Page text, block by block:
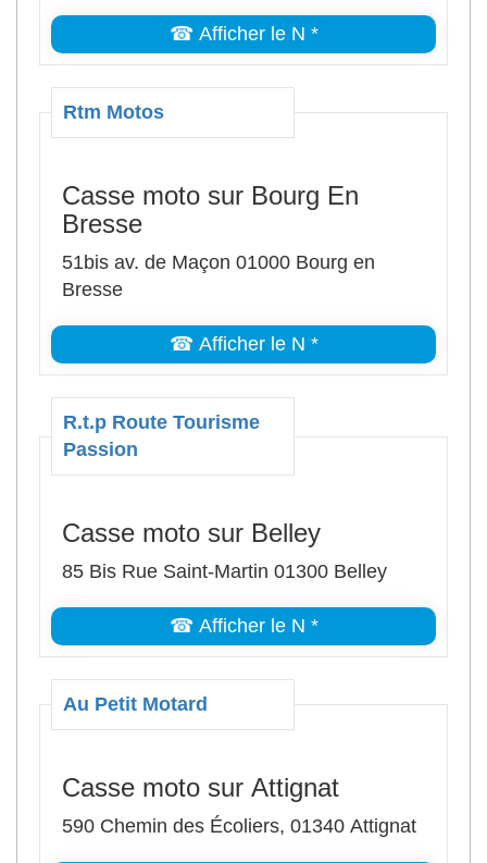
☎ Afficher le N *
Rtm Motos
Casse moto sur Bourg En
Bresse
51bis av. de Maçon 01000 Bourg en
Bresse
☎ Afficher le N *
R.t.p Route Tourisme
Passion
Casse moto sur Belley
85 Bis Rue Saint-Martin 01300 Belley
☎ Afficher le N *
Au Petit Motard
Casse moto sur Attignat
590 Chemin des Écoliers, 01340 Attignat